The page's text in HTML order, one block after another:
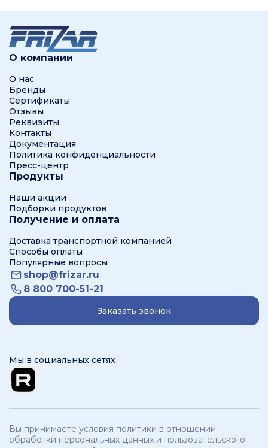
О компании
О нас
Бренды
Сертификаты
Отзывы
Реквизиты
Контакты
Документация
Политика конфиденциальности
Пресс-центр
Продукты
Наши акции
Подборки продуктов
Получение и оплата
Доставка транспортной компанией
Способы оплаты
Популярные вопросы
shop@frizar.ru
8 800 700-51-21
Заказать звонок
Мы в социальных сетях
Вы принимаете условия политики в отношении
обработки персональных данных и пользовательского